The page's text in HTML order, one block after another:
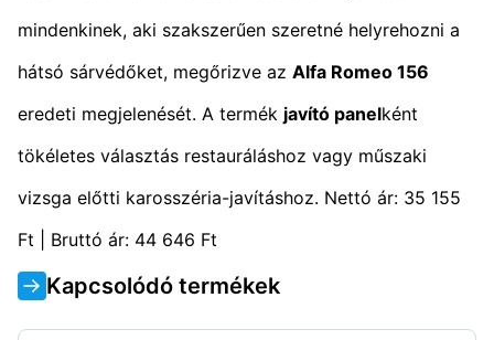
mindenkinek, aki szakszerűen szeretné helyrehozni a
hátsó sárvédőket, megőrizve az Alfa Romeo 156
eredeti megjelenését. A termék javító panelként
tökéletes választás restauráláshoz vagy műszaki
vizsga előtti karosszéria-javításhoz. Nettó ár: 35 155
Ft | Bruttó ár: 44 646 Ft
Kapcsolódó termékek